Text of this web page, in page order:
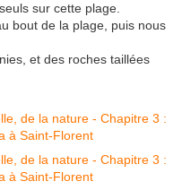
sur cette plage.
bout de la plage, puis nous
et des roches taillées